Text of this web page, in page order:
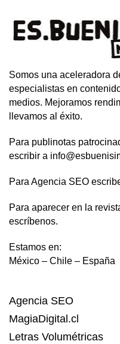
Somos una aceleradora
especialistas en
medios. Mejoramos
llevamos al éxito.
Para publinotas
escribir a
Para Agencia SEO
Para aparecer en la
escríbenos.
Estamos en:
México – Chile – España
Agencia SEO
MagiaDigital.cl
Letras Volumétricas